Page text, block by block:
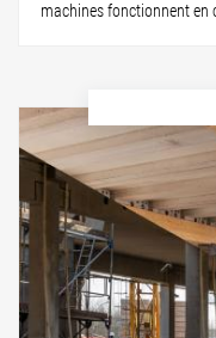
machines fonctionnent en